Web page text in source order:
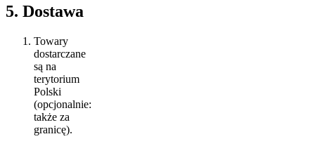
5. Dostawa
Towary
dostarczane
są na
terytorium
Polski
(opcjonalnie:
także za
granicę).